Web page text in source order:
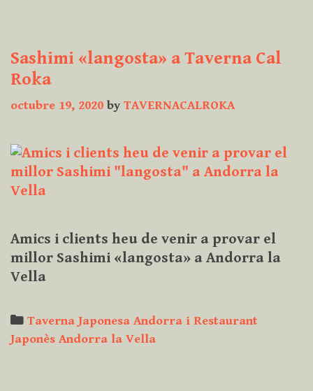
no
se
ha
«maridarlo»
con
Sashimi «langosta» a Taverna Cal
Roka
octubre 19, 2020 by TAVERNACALROKA
Amics i clients heu de venir a provar el
millor Sashimi «langosta» a Andorra la
Vella
Categories
Taverna Japonesa Andorra i Restaurant
Japonès Andorra la Vella